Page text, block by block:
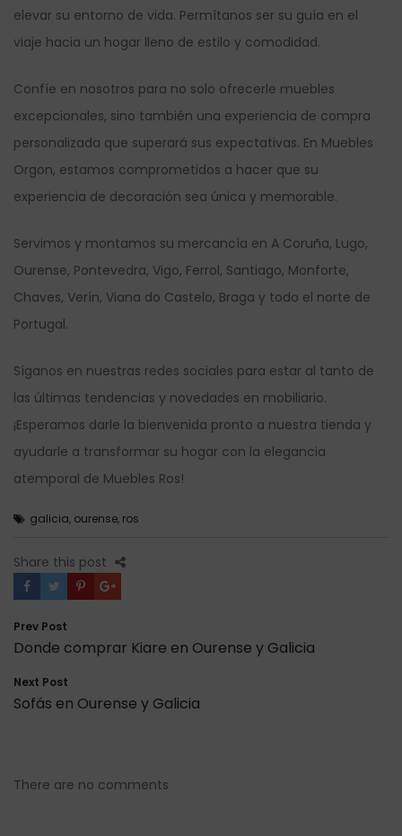
elevar su entorno de vida. Permítanos ser su guía en el
viaje hacia un hogar lleno de estilo y comodidad.
Confíe en nosotros para no solo ofrecerle muebles
excepcionales, sino también una experiencia de compra
personalizada que superará sus expectativas. En Muebles
Orgon, estamos comprometidos a hacer que su
experiencia de decoración sea única y memorable.
Servimos y montamos su mercancía en A Coruña, Lugo,
Ourense, Pontevedra, Vigo, Ferrol, Santiago, Monforte,
Chaves, Verín, Viana do Castelo, Braga y todo el norte de
Portugal.
Síganos en nuestras redes sociales para estar al tanto de
las últimas tendencias y novedades en mobiliario.
¡Esperamos darle la bienvenida pronto a nuestra tienda y
ayudarle a transformar su hogar con la elegancia
atemporal de Muebles Ros!
galicia, ourense, ros
Share this post
Navegación
de
entradas
Prev Post
Donde comprar Kiare en Ourense y Galicia
Next Post
Sofás en Ourense y Galicia
There are no comments